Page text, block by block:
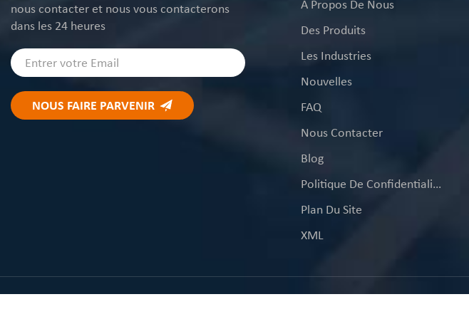
nous contacter et nous vous contacterons
dans les 24 heures
À Propos De Nous
Des Produits
Les Industries
Nouvelles
FAQ
Nous Contacter
Blog
Politique De Confidentialité
Plan Du Site
XML